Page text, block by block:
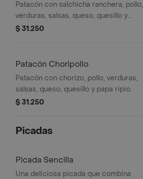
Patacón con salchicha ranchera, pollo,
verduras, salsas, queso, quesillo y
papa ripiada.
$ 31.250
Patacón Choripollo
Patacón con chorizo, pollo, verduras,
salsas, queso, quesillo y papa ripio.
$ 31.250
Picadas
Picada Sencilla
Una deliciosa picada que combina